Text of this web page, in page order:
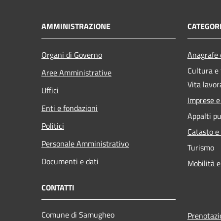
AMMINISTRAZIONE
Organi di Governo
Aree Amministrative
Uffici
Enti e fondazioni
Politici
Personale Amministrativo
Documenti e dati
Cultura
Vita
Imprese
Appalti
Catasto
Turismo
Mobilità
CONTATTI
Comune di Samugheo